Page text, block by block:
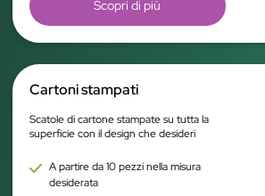
Scopri di più
Cartoni stampati
Scatole di cartone stampate su tutta la
superficie con il design che desideri
A partire da 10 pezzi nella misura
desiderata